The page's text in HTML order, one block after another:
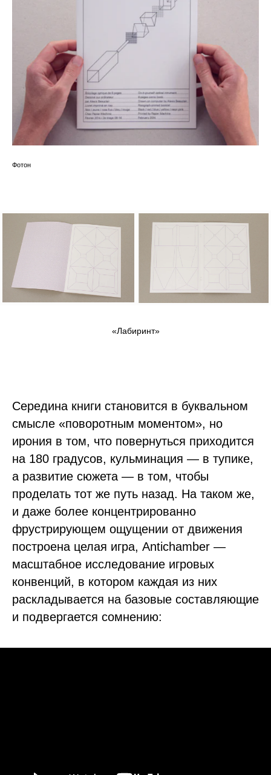
Фотон
«Лабиринт»
Середина книги становится в буквальном
смысле «поворотным моментом», но
ирония в том, что повернуться приходится
на 180 градусов, кульминация — в тупике,
а развитие сюжета — в том, чтобы
проделать тот же путь назад. На таком же,
и даже более концентрированно
фрустрирующем ощущении от движения
построена целая игра, Antichamber —
масштабное исследование игровых
конвенций, в котором каждая из них
раскладывается на базовые составляющие
и подвергается сомнению: